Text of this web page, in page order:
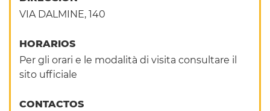
VIA DALMINE, 140
HORARIOS
Per gli orari e le modalità di visita consultare il
sito ufficiale
CONTACTOS